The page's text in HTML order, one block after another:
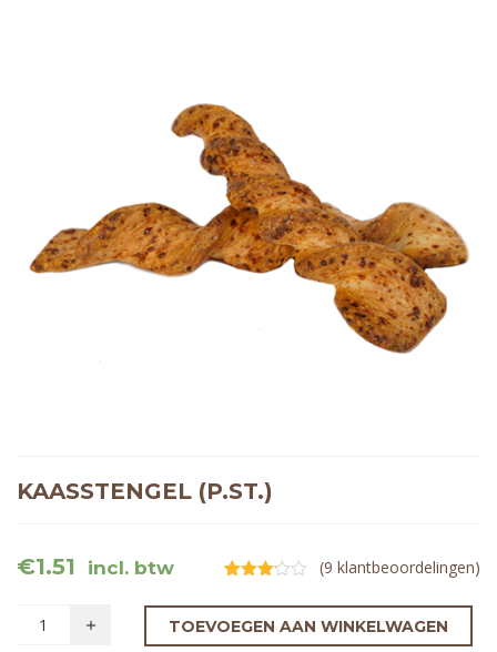
KAASSTENGEL (P.ST.)
3.11op
5
(9 klantbeoordelingen)
€1.51 incl. btw
TOEVOEGEN AAN WINKELWAGEN